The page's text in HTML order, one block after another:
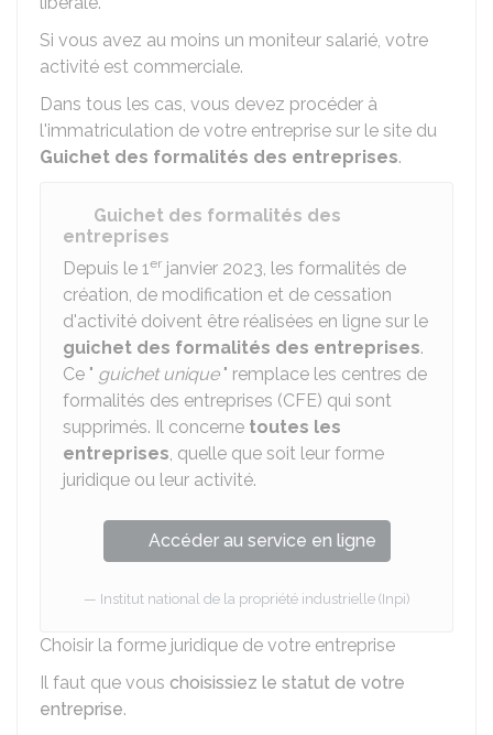
Si vous avez au moins un moniteur salarié, votre
activité est commerciale.
Dans tous les cas, vous devez procéder à
l'immatriculation de votre entreprise sur le site du
Guichet des formalités des entreprises.
Guichet des formalités des
entreprises
Depuis le 1er janvier 2023, les formalités de
création, de modification et de cessation
d'activité doivent être réalisées en ligne sur le
guichet des formalités des entreprises.
Ce " guichet unique" remplace les centres de
formalités des entreprises (CFE) qui sont
supprimés. Il concerne toutes les
entreprises, quelle que soit leur forme
juridique ou leur activité.
Accéder au service en ligne
Institut national de la propriété industrielle (Inpi)
Choisir la forme juridique de votre entreprise
Il faut que vous choisissiez le statut de votre
entreprise.